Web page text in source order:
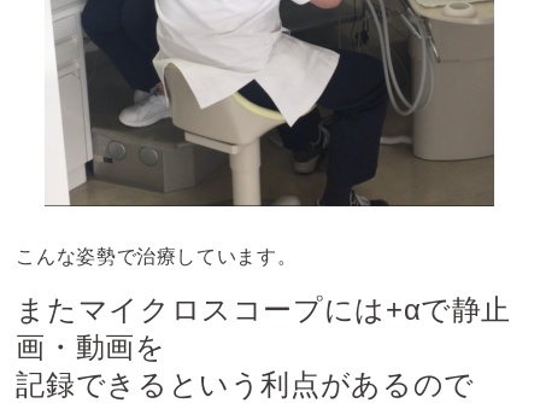
こんな姿勢で治療しています。
またマイクロスコープには+αで静止
画・動画を
記録できるという利点があるので